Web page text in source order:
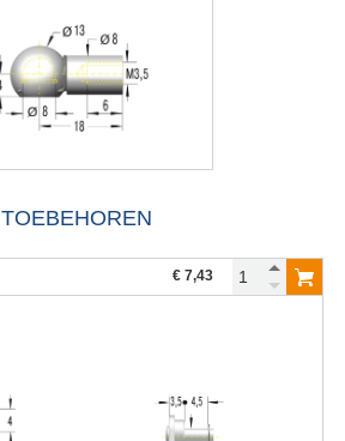
TOEBEHOREN
€ 7,43